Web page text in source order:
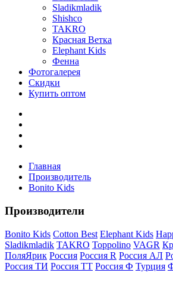
Sladikmladik
Shishco
TAKRO
Красная Ветка
Elephant Kids
Фенна
Фотогалерея
Скидки
Купить оптом
Главная
Производитель
Bonito Kids
Производители
Bonito Kids Cotton Best Elephant Kids
Sladikmladik TAKRO Toppolino VAGR
ПоляЯрик Россия Россия R Россия АЛ
Россия ТИ Россия ТТ Россия Ф Турция